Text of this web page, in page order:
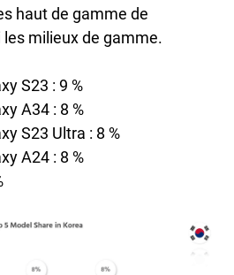
haut de gamme de
milieux de gamme.
S23 : 9 %
A34 : 8 %
S23 Ultra : 8 %
A24 : 8 %